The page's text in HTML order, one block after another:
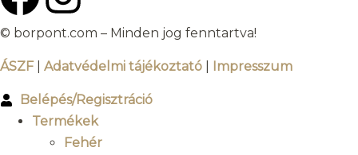
© borpont.com – Minden jog fenntartva!
ÁSZF| Adatvédelmi tájékoztató Impresszum
Belépés/Regisztráció
Termékek
Fehér